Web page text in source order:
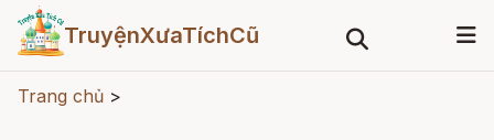
TruyệnXưaTíchCũ
Trang chủ >